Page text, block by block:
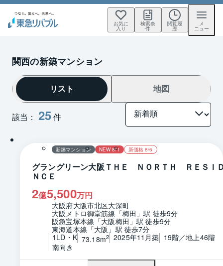
お気に
入り
検索条
件
閲覧履
歴
メ
ニュー
関西の新築マンション
該当： 25件
リスト 地図
1 / 0 間取り
新築マンション NEW 8/1 新価格 8/6
グラングリーン大阪ＴＨＥ ＮＯＲＴＨ ＲＥＳＩ
ＮＣＥ
2億5,500万円
大阪府大阪市北区大深町
大阪メトロ御堂筋線「梅田」駅 徒歩9分
阪急宝塚本線「大阪梅田」駅 徒歩9分
東海道本線「大阪」駅 徒歩7分
1LD・K 73.18m2 2025年11月築 19階／地上46階
南向き